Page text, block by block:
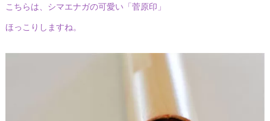
こちらは、シマエナガの可愛い「菅原印」
ほっこりしますね。